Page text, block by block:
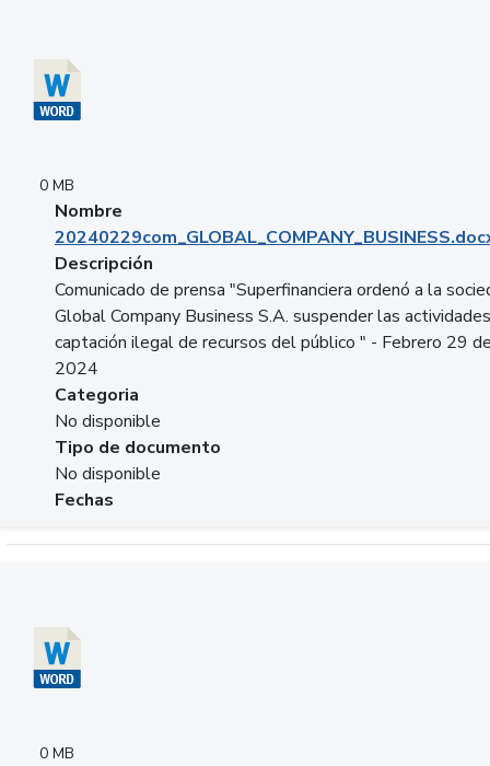
0 MB
Nombre
Descripción
Comunicado de prensa "Superfinanciera ordenó a la
Global Company Business S.A. suspender las
captación ilegal de recursos del público " - Febrero 29
2024
Categoria
No disponible
Tipo de documento
No disponible
Fechas
0 MB